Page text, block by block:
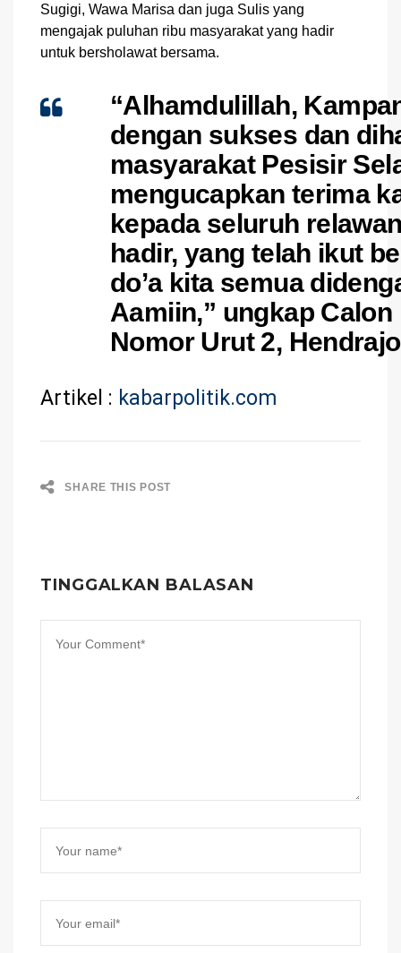
Sugigi, Wawa Marisa dan juga Sulis yang
mengajak puluhan ribu masyarakat yang hadir
untuk bersholawat bersama.
“Alhamdulillah,
dengan sukses dan
masyarakat Pesisir
mengucapkan terima
kepada seluruh
hadir, yang telah ikut
do’a kita semua
Aamiin,” ungkap
Nomor Urut 2,
Artikel : kabarpolitik.com
SHARE THIS POST
TINGGALKAN BALASAN